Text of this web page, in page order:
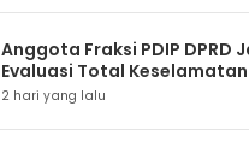
Anggota Fraksi PDIP DPRD
Evaluasi Total
2 hari yang lalu